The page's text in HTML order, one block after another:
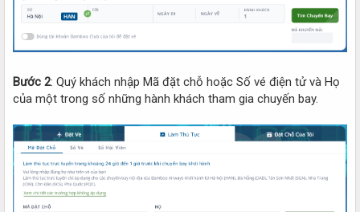
Bước 2: Quý khách nhập Mã đặt chỗ hoặc Số vé điện tử và Họ
của một trong số những hành khách tham gia chuyến bay.